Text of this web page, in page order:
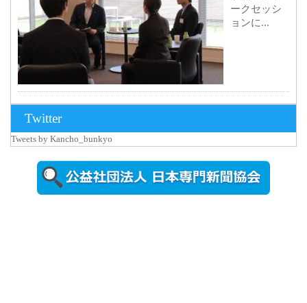
ークセッシ
ョンに...
ォトスポッ
ト （8...
Twitter
Tweets by Kancho_bunkyo